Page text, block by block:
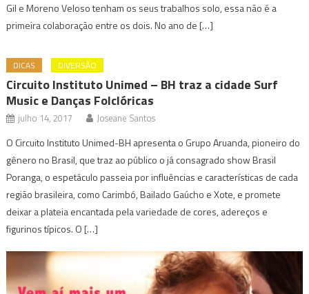
Gil e Moreno Veloso tenham os seus trabalhos solo, essa não é a
primeira colaboração entre os dois. No ano de […]
DICAS DIVERSÃO
Circuito Instituto Unimed – BH traz a cidade Surf
Music e Danças Folclóricas
julho 14, 2017 Joseane Santos
O Circuito Instituto Unimed-BH apresenta o Grupo Aruanda, pioneiro do
gênero no Brasil, que traz ao público o já consagrado show Brasil
Poranga, o espetáculo passeia por influências e características de cada
região brasileira, como Carimbó, Bailado Gaúcho e Xote, e promete
deixar a plateia encantada pela variedade de cores, adereços e
figurinos típicos. O […]